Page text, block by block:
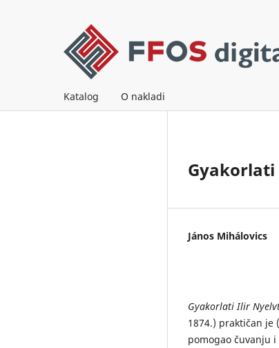
Katalog O nakladi
János Mihálovics
Gyakorlati Ilir
1874.) praktičan
pomogao čuvanju